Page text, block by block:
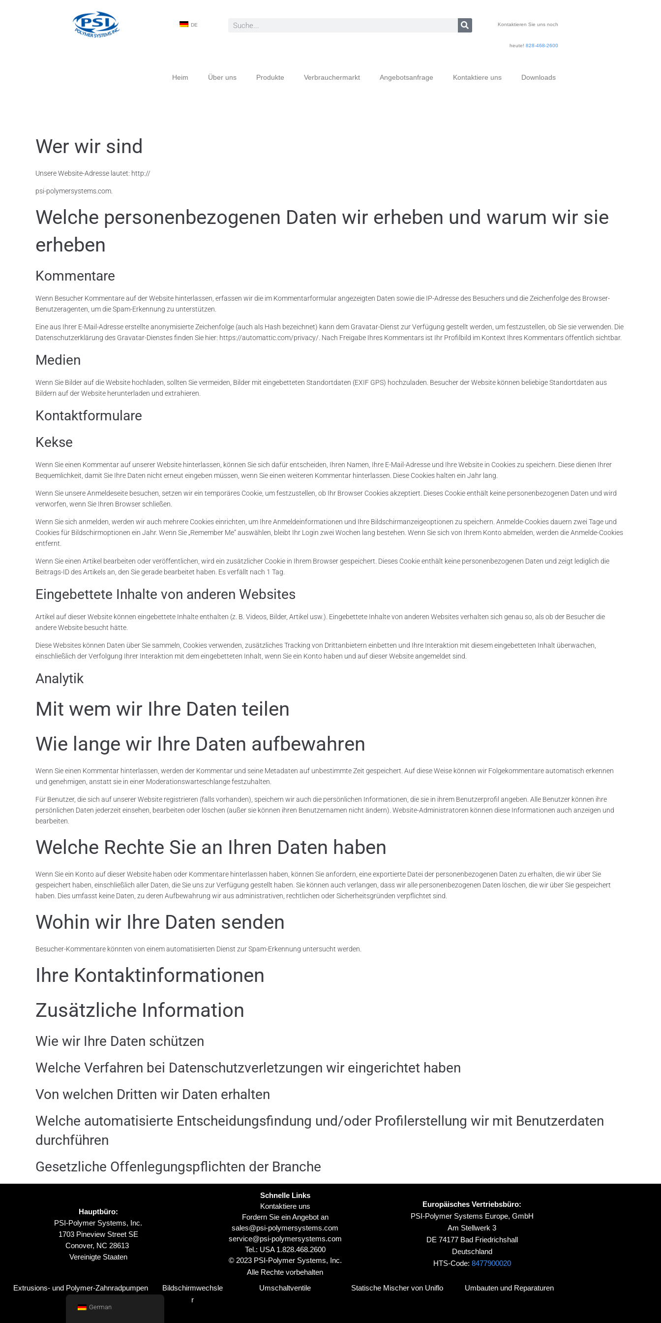
DE Kontaktieren Sie uns noch
heute!828-468-2600
Heim Über uns Produkte Verbrauchermarkt Angebotsanfrage Kontaktiere uns Downloads
Wer wir sind
Unsere Website-Adresse lautet: http://
psi-polymersystems.com.
Welche personenbezogenen Daten wir erheben und warum wir sie
erheben
Kommentare
Wenn Besucher Kommentare auf der Website hinterlassen, erfassen wir die im Kommentarformular angezeigten Daten sowie die IP-Adresse des Besuchers und die Zeichenfolge des Browser-
Benutzeragenten, um die Spam-Erkennung zu unterstützen.
Eine aus Ihrer E-Mail-Adresse erstellte anonymisierte Zeichenfolge (auch als Hash bezeichnet) kann dem Gravatar-Dienst zur Verfügung gestellt werden, um festzustellen, ob Sie sie verwenden. Die
Datenschutzerklärung des Gravatar-Dienstes finden Sie hier: https://automattic.com/privacy/. Nach Freigabe Ihres Kommentars ist Ihr Profilbild im Kontext Ihres Kommentars öffentlich sichtbar.
Medien
Wenn Sie Bilder auf die Website hochladen, sollten Sie vermeiden, Bilder mit eingebetteten Standortdaten (EXIF GPS) hochzuladen. Besucher der Website können beliebige Standortdaten aus
Bildern auf der Website herunterladen und extrahieren.
Kontaktformulare
Kekse
Wenn Sie einen Kommentar auf unserer Website hinterlassen, können Sie sich dafür entscheiden, Ihren Namen, Ihre E-Mail-Adresse und Ihre Website in Cookies zu speichern. Diese dienen Ihrer
Bequemlichkeit, damit Sie Ihre Daten nicht erneut eingeben müssen, wenn Sie einen weiteren Kommentar hinterlassen. Diese Cookies halten ein Jahr lang.
Wenn Sie unsere Anmeldeseite besuchen, setzen wir ein temporäres Cookie, um festzustellen, ob Ihr Browser Cookies akzeptiert. Dieses Cookie enthält keine personenbezogenen Daten und wird
verworfen, wenn Sie Ihren Browser schließen.
Wenn Sie sich anmelden, werden wir auch mehrere Cookies einrichten, um Ihre Anmeldeinformationen und Ihre Bildschirmanzeigeoptionen zu speichern. Anmelde-Cookies dauern zwei Tage und
Cookies für Bildschirmoptionen ein Jahr. Wenn Sie „Remember Me“ auswählen, bleibt Ihr Login zwei Wochen lang bestehen. Wenn Sie sich von Ihrem Konto abmelden, werden die Anmelde-Cookies
entfernt.
Wenn Sie einen Artikel bearbeiten oder veröffentlichen, wird ein zusätzlicher Cookie in Ihrem Browser gespeichert. Dieses Cookie enthält keine personenbezogenen Daten und zeigt lediglich die
Beitrags-ID des Artikels an, den Sie gerade bearbeitet haben. Es verfällt nach 1 Tag.
Eingebettete Inhalte von anderen Websites
Artikel auf dieser Website können eingebettete Inhalte enthalten (z. B. Videos, Bilder, Artikel usw.). Eingebettete Inhalte von anderen Websites verhalten sich genau so, als ob der Besucher die
andere Website besucht hätte.
Diese Websites können Daten über Sie sammeln, Cookies verwenden, zusätzliches Tracking von Drittanbietern einbetten und Ihre Interaktion mit diesem eingebetteten Inhalt überwachen,
einschließlich der Verfolgung Ihrer Interaktion mit dem eingebetteten Inhalt, wenn Sie ein Konto haben und auf dieser Website angemeldet sind.
Analytik
Mit wem wir Ihre Daten teilen
Wie lange wir Ihre Daten aufbewahren
Wenn Sie einen Kommentar hinterlassen, werden der Kommentar und seine Metadaten auf unbestimmte Zeit gespeichert. Auf diese Weise können wir Folgekommentare automatisch erkennen
und genehmigen, anstatt sie in einer Moderationswarteschlange festzuhalten.
Für Benutzer, die sich auf unserer Website registrieren (falls vorhanden), speichern wir auch die persönlichen Informationen, die sie in ihrem Benutzerprofil angeben. Alle Benutzer können ihre
persönlichen Daten jederzeit einsehen, bearbeiten oder löschen (außer sie können ihren Benutzernamen nicht ändern). Website-Administratoren können diese Informationen auch anzeigen und
bearbeiten.
Welche Rechte Sie an Ihren Daten haben
Wenn Sie ein Konto auf dieser Website haben oder Kommentare hinterlassen haben, können Sie anfordern, eine exportierte Datei der personenbezogenen Daten zu erhalten, die wir über Sie
gespeichert haben, einschließlich aller Daten, die Sie uns zur Verfügung gestellt haben. Sie können auch verlangen, dass wir alle personenbezogenen Daten löschen, die wir über Sie gespeichert
haben. Dies umfasst keine Daten, zu deren Aufbewahrung wir aus administrativen, rechtlichen oder Sicherheitsgründen verpflichtet sind.
Wohin wir Ihre Daten senden
Besucher-Kommentare könnten von einem automatisierten Dienst zur Spam-Erkennung untersucht werden.
Ihre Kontaktinformationen
Zusätzliche Information
Wie wir Ihre Daten schützen
Welche Verfahren bei Datenschutzverletzungen wir eingerichtet haben
Von welchen Dritten wir Daten erhalten
Welche automatisierte Entscheidungsfindung und/oder Profilerstellung wir mit Benutzerdaten
durchführen
Gesetzliche Offenlegungspflichten der Branche
Hauptbüro:
PSI-Polymer Systems, Inc.
1703 Pineview Street SE
Conover, NC 28613
Vereinigte Staaten
Schnelle Links
Kontaktiere uns
Fordern Sie ein Angebot an
sales@psi-polymersystems.com
service@psi-polymersystems.com
Tel.: USA 1.828.468.2600
© 2023 PSI-Polymer Systems, Inc.
Alle Rechte vorbehalten
Europäisches Vertriebsbüro:
PSI-Polymer Systems Europe, GmbH
Am Stellwerk 3
DE 74177 Bad Friedrichshall
Deutschland
HTS-Code: 8477900020
Extrusions- und Polymer-Zahnradpumpen
Bildschirmwechsle
r
Umschaltventile Statische Mischer von Uniflo Umbauten und Reparaturen
German